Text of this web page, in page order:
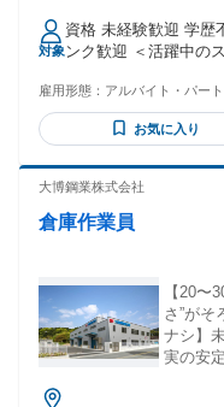
給制 日給8800円～ ※実働8h勤務未満の方や、 午前のみ午後
のみなどの短時間希
対象
資格 未経験歓迎 学歴
ンク歓迎 ＜活躍中のスタッフ＞ 引越しのアルバイトが初め
中！ アルバイト・パ
というスタッフも。
ていた」「日払い制
雇用形態： アルバイト・パート
お気に入り
大博鋼業株式会社
倉庫作業員
【20〜
さ”がそ
ナシ】
実の安